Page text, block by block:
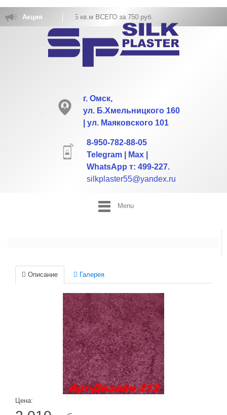
Акция
РАСХОД НА 5 кв.м ВСЕГО за 750 руб.
г. Омск,
ул. Б.Хмельницкого 160
| ул. Маяковского 101
8-950-782-88-05
Telegram | Max |
WhatsApp т: 499-227.
silkplaster55@yandex.ru
Menu
Описание Галерея
Цена: